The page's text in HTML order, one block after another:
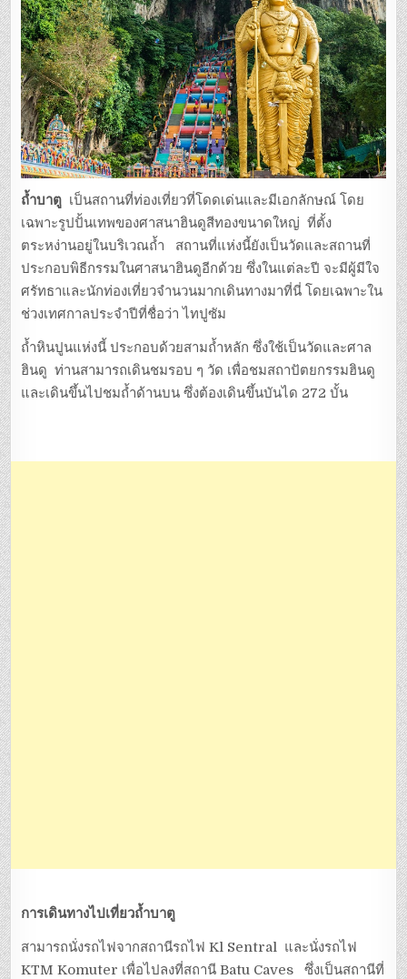
ถ้ำบาตู เป็นสถานที่ท่องเที่ยวที่โดดเด่นและมีเอกลักษณ์ โดย
เฉพาะรูปปั้นเทพของศาสนาฮินดูสีทองขนาดใหญ่ ที่ตั้ง
ตระหง่านอยู่ในบริเวณถ้ำ สถานที่แห่งนี้ยังเป็นวัดและสถานที่
ประกอบพิธีกรรมในศาสนาฮินดูอีกด้วย ซึ่งในแต่ละปี จะมีผู้มีใจ
ศรัทธาและนักท่องเที่ยวจำนวนมากเดินทางมาที่นี่ โดยเฉพาะใน
ช่วงเทศกาลประจำปีที่ชื่อว่า ไทปูซัม
ถ้ำหินปูนแห่งนี้ ประกอบด้วยสามถ้ำหลัก ซึ่งใช้เป็นวัดและศาล
ฮินดู ท่านสามารถเดินชมรอบ ๆ วัด เพื่อชมสถาปัตยกรรมฮินดู
และเดินขึ้นไปชมถ้ำด้านบน ซึ่งต้องเดินขึ้นบันได 272 บั้น
การเดินทางไปเที่ยวถ้ำบาตู
สามารถนั่งรถไฟจากสถานีรถไฟ Kl Sentral และนั่งรถไฟ
KTM Komuter เพื่อไปลงที่สถานี Batu Caves ซึ่งเป็นสถานีที่